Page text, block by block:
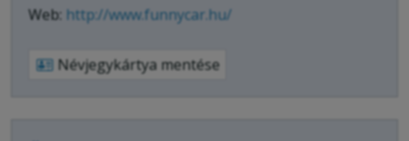
Web: http://www.funnycar.hu/
Névjegykártya mentése